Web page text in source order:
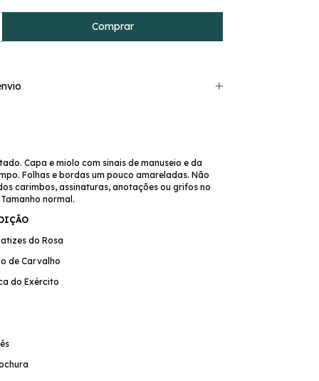
Capa e miolo com sinais de manuseio e da
Folhas e bordas um pouco amareladas. Não
carimbos, assinaturas, anotações ou grifos no
normal.
do Rosa
de Carvalho
do Exército